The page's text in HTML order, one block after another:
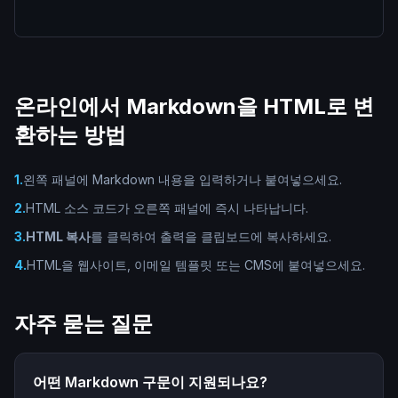
온라인에서 Markdown을 HTML로 변
환하는 방법
1.왼쪽 패널에 Markdown 내용을 입력하거나 붙여넣으세요.
2.HTML 소스 코드가 오른쪽 패널에 즉시 나타납니다.
3.HTML 복사를 클릭하여 출력을 클립보드에 복사하세요.
4.HTML을 웹사이트, 이메일 템플릿 또는 CMS에 붙여넣으세요.
자주 묻는 질문
어떤 Markdown 구문이 지원되나요?